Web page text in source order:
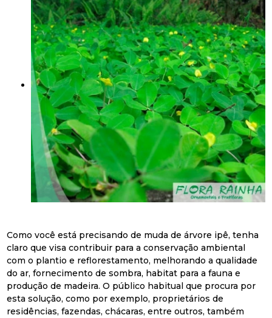
Como você está precisando de muda de árvore ipê, tenha
claro que visa contribuir para a conservação ambiental
com o plantio e reflorestamento, melhorando a qualidade
do ar, fornecimento de sombra, habitat para a fauna e
produção de madeira. O público habitual que procura por
esta solução, como por exemplo, proprietários de
residências, fazendas, chácaras, entre outros, também